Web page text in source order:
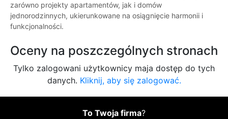
zarówno projekty apartamentów, jak i domów
jednorodzinnych, ukierunkowane na osiągnięcie harmonii i
funkcjonalności.
Oceny na poszczególnych stronach
Tylko zalogowani użytkownicy maja dostęp do tych
danych. Kliknij, aby się zalogować.
To Twoja firma?